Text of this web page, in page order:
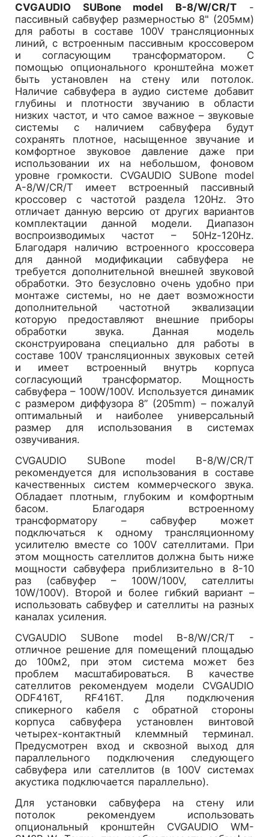
CVGAUDIO SUBone model B-8/W/CR/T -
пассивный сабвуфер размерностью 8" (205мм)
для работы в составе 100V трансляционных
линий, с встроенным пассивным кроссовером
и согласующим трансформатором. С
помощью опционального кронштейна может
быть установлен на стену или потолок.
Наличие сабвуфера в аудио системе добавит
глубины и плотности звучанию в области
низких частот, и что самое важное – звуковые
системы с наличием сабвуфера будут
сохранять плотное, насыщенное звучание и
комфортное звуковое давление даже при
использовании их на небольшом, фоновом
уровне громкости. CVGAUDIO SUBone model
A-8/W/CR/T имеет встроенный пассивный
кроссовер с частотой раздела 120Hz. Это
отличает данную версию от других вариантов
комплектации данной модели. Диапазон
воспроизводимых частот – 50Hz-120Hz.
Благодаря наличию встроенного кроссовера
для данной модификации сабвуфера не
требуется дополнительной внешней звуковой
обработки. Это безусловно очень удобно при
монтаже системы, но не дает возможности
дополнительной частотной эквализации
которую предоставляют внешние приборы
обработки звука. Данная модель
сконструирована специально для работы в
составе 100V трансляционных звуковых сетей
и имеет встроенный внутрь корпуса
согласующий трансформатор. Мощность
сабвуфера – 100W/100V. Используется динамик
с размером диффузора 8” (205mm) – пожалуй
оптимальный и наиболее универсальный
размер для использования в системах
озвучивания.
CVGAUDIO SUBone model B-8/W/CR/T
рекомендуется для использования в составе
качественных систем коммерческого звука.
Обладает плотным, глубоким и комфортным
басом. Благодаря встроенному
трансформатору – сабвуфер может
подключаться к одному трансляционному
усилителю вместе со 100V сателлитами. При
этом мощность сателлитов должна быть ниже
мощности сабвуфера приблизительно в 8-10
раз (сабвуфер – 100W/100V, сателлиты
10W/100V). Второй и более гибкий вариант –
использовать сабвуфер и сателлиты на разных
каналах усиления.
CVGAUDIO SUBone model B-8/W/CR/T -
отличное решение для помещений площадью
до 100м2, при этом система может без
проблем масштабироваться. В качестве
сателлитов рекомендуем модели CVGAUDIO
ODF416T, RF416T. Для подключения
спикерного кабеля с обратной стороны
корпуса сабвуфера установлен винтовой
четырех-контактный клеммный терминал.
Предусмотрен вход и сквозной выход для
параллельного подключения следующего
сабвуфера или сателлитов (в 100V системах
акустика подключается параллельно).
Для установки сабвуфера на стену или
потолок рекомендуем использовать
опциональный кронштейн CVGAUDIO WM-